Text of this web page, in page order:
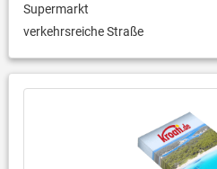
Supermarkt
verkehrsreiche Straße